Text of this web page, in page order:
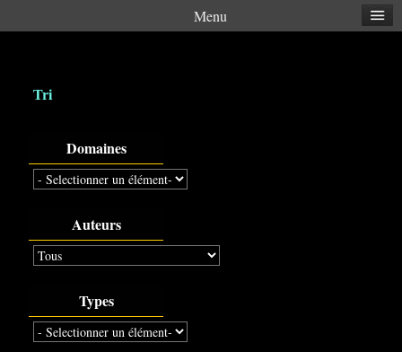
Tri
Domaines
Auteurs
Types
Menu